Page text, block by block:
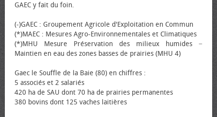
GAEC y fait du foin.
(-)GAEC : Groupement Agricole d'Exploitation en Commun
(*)MAEC : Mesures Agro-Environnementales et Climatiques
(*)MHU Mesure Préservation des milieux humides −
Maintien en eau des zones basses de prairies (MHU 4)
Gaec le Souffle de la Baie (80) en chiffres :
5 associés et 2 salariés
420 ha de SAU dont 70 ha de prairies permanentes
380 bovins dont 125 vaches laitières